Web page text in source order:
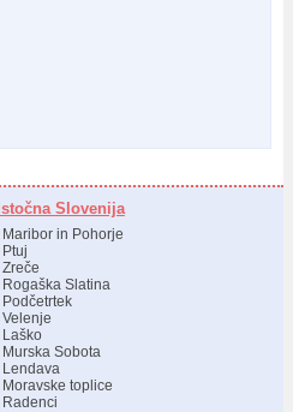
Istočna Slovenija
Maribor in Pohorje
Ptuj
Zreče
Rogaška Slatina
Podčetrtek
Velenje
Laško
Murska Sobota
Lendava
Moravske toplice
Radenci